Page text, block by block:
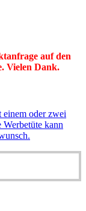
auf den
Vielen Dank.